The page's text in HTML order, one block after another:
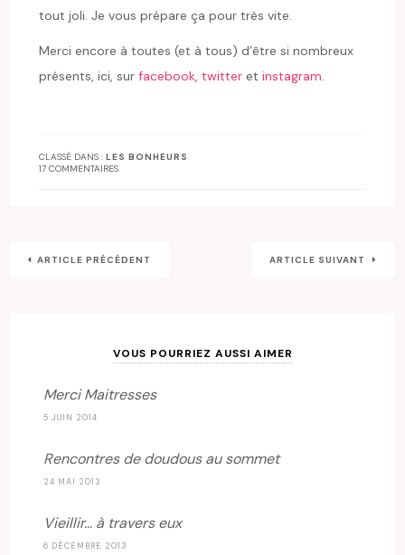
tout joli. Je vous prépare ça pour très vite.
Merci encore à toutes (et à tous) d’être si nombreux
présents, ici, surfacebook,twitter etinstagram.
CLASSÉ DANS :LES BONHEURS
17 COMMENTAIRES
ARTICLE PRÉCÉDENT ARTICLE SUIVANT
VOUS POURRIEZ AUSSI AIMER
Merci Maitresses
5 JUIN 2014
Rencontres de doudous au sommet
24 MAI 2013
Vieillir… à travers eux
6 DÉCEMBRE 2013